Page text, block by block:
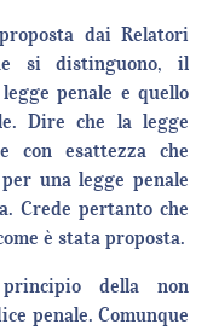
dai Relatori
si distinguono, il
penale e quello
Dire che la legge
con esattezza che
una legge penale
Crede pertanto che
è stata proposta.
della non
penale. Comunque